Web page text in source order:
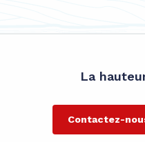
La
Contactez-